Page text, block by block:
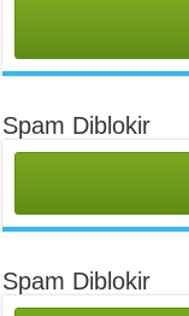
Spam Diblokir
Spam Diblokir